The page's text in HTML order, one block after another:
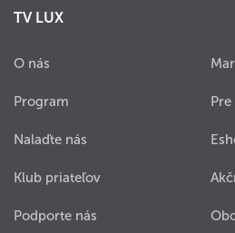
TV LUX
O nás
Program
Nalaďte nás
Klub priateľov
Podporte nás